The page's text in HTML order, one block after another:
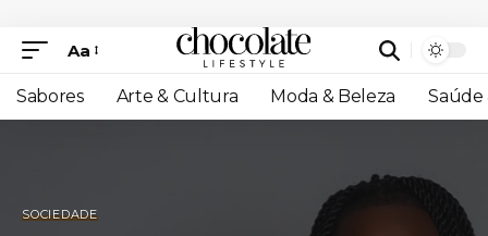
Aa
Sabores Arte & Cultura Moda & Beleza Saúde
SOCIEDADE